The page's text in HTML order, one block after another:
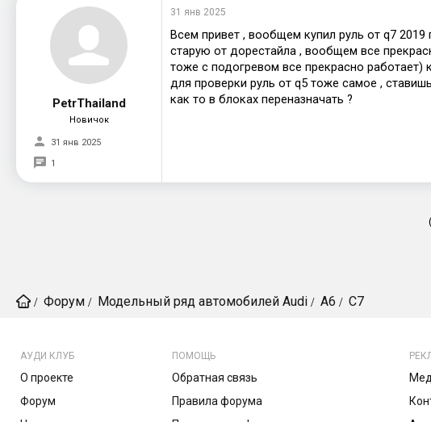
PetrThailand
Новичок
31 янв 2025
1
31 янв 2025
Всем привет , вообщем купил руль от q7 2019
старую от дорестайла , вообщем все
тоже с подогревом все прекрасно
для проверки руль от q5 тоже самое ,
как то в блоках переназначать ?
Форум Модельный ряд автомобилей Audi A6 C7
АУДИ КЛУБ
О проекте
Форум
ПОМОЩЬ
Обратная связь
Правила форума